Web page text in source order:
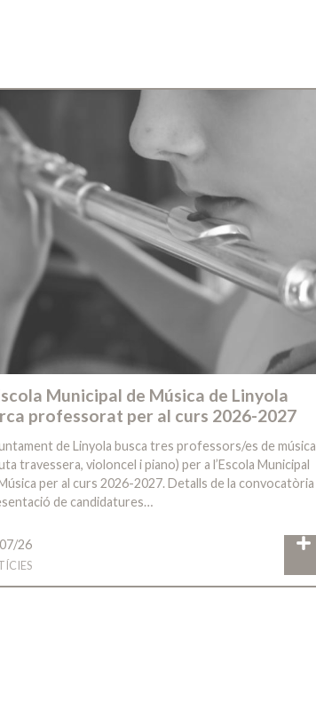
Municipal de Música de Linyola
professorat per al curs 2026-2027
de Linyola busca tres professors/es de música
travessera, violoncel i piano) per a l’Escola Municipal
per al curs 2026-2027. Detalls de la convocatòria
de candidatures…
26